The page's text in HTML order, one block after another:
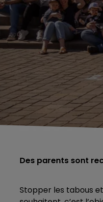
Des parents sont
Stopper les tabous